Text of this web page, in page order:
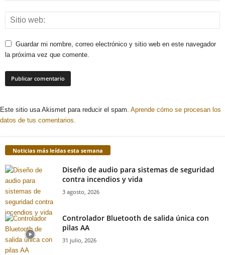
Guardar mi nombre, correo electrónico y sitio web en este navegador
la próxima vez que comente.
Este sitio usa Akismet para reducir el spam. Aprende cómo se procesan los
datos de tus comentarios.
Noticias más leídas esta semana
Diseño de audio para sistemas de seguridad
contra incendios y vida
3 agosto, 2026
Controlador Bluetooth de salida única con
pilas AA
31 julio, 2026